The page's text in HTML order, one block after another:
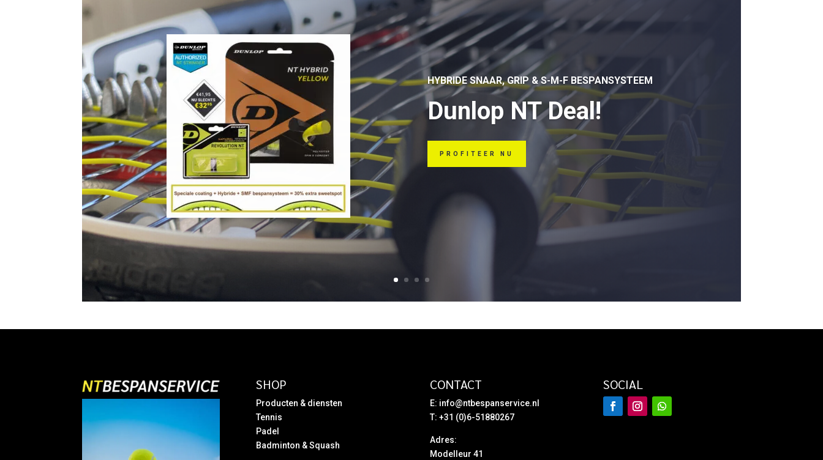
HYBRIDE SNAAR, GRIP & S-M-F BESPANSYSTEEM
Dunlop NT Deal!
PROFITEER NU
SHOP
Producten & diensten
Tennis
Padel
Badminton & Squash
CONTACT
E: info@ntbespanservice.nl
T: +31 (0)6-51880267
Adres:
Modelleur 41
SOCIAL